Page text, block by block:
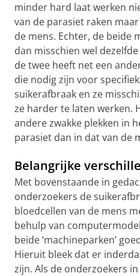
minder hard laat werken
van de parasiet raken
de mens. Echter, de beide
dan misschien wel
de twee heeft net een
die nodig zijn voor
suikerafbraak en ze
ze harder te laten werken.
andere zwakke plekken in
parasiet dan in dat van de
Belangrijke
Met bovenstaande in
onderzoekers de
bloedcellen van de mens
behulp van
beide ‘machineparken’
Hieruit bleek dat er
zijn. Als de onderzoekers